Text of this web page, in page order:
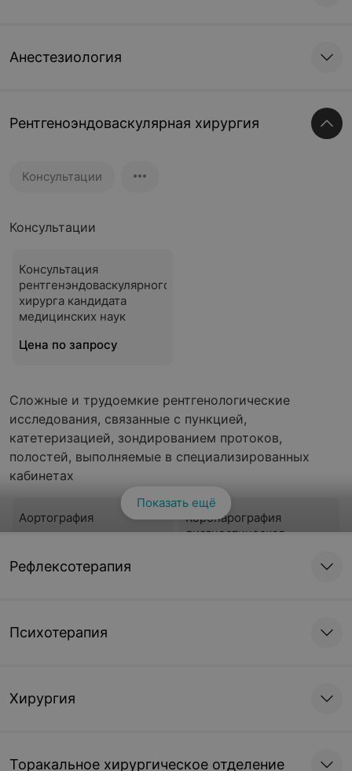
Анестезиология
Рентгеноэндоваскулярная хирургия
Консультации
Консультации
Консультация
рентгенэндоваскулярного
хирурга кандидата
медицинских наук
Цена по запросу
Сложные и трудоемкие рентгенологические
исследования, связанные с пункцией,
катетеризацией, зондированием протоков,
полостей, выполняемые в специализированных
кабинетах
Аортография
Цена по запросу
Коронарография
диагностическая
(трансрадиальным
Показать ещё
Рефлексотерапия
Психотерапия
Хирургия
Торакальное хирургическое отделение